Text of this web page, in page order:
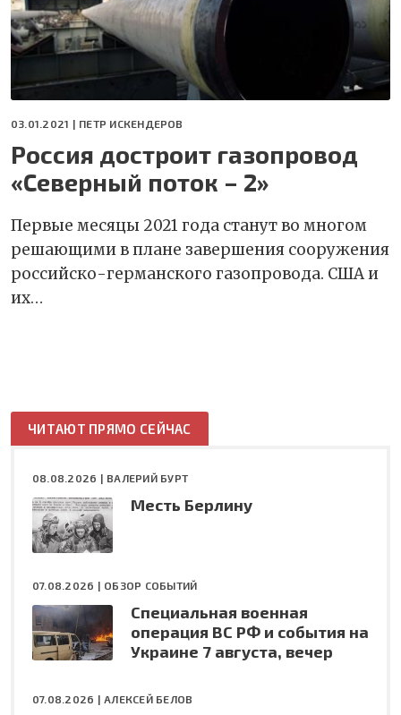
03.01.2021 | ПЕТР ИСКЕНДЕРОВ
Россия достроит газопровод
«Северный поток – 2»
Первые месяцы 2021 года станут во многом
решающими в плане завершения сооружения
российско-германского газопровода. США и
их…
ЧИТАЮТ ПРЯМО СЕЙЧАС
08.08.2026 | ВАЛЕРИЙ БУРТ
Месть Берлину
07.08.2026 | ОБЗОР СОБЫТИЙ
Специальная военная
операция ВС РФ и события на
Украине 7 августа, вечер
07.08.2026 |АЛЕКСЕЙ БЕЛОВ